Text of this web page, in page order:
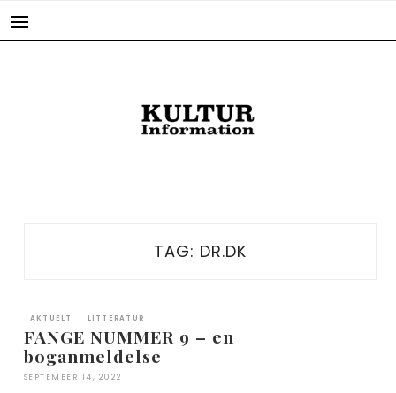
TAG: DR.DK
AKTUELT LITTERATUR
FANGE NUMMER 9 – en
boganmeldelse
SEPTEMBER 14, 2022